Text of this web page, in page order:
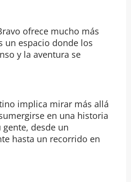
ofrece mucho más
un espacio donde los
y la aventura se
implica mirar más allá
en una historia
desde un
hasta un recorrido en